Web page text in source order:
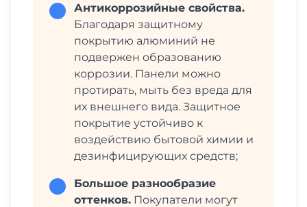
Антикоррозийные свойства.
Благодаря защитному
покрытию алюминий не
подвержен образованию
коррозии. Панели можно
протирать, мыть без вреда для
их внешнего вида. Защитное
покрытие устойчиво к
воздействию бытовой химии и
дезинфицирующих средств;
Большое разнообразие
оттенков. Покупатели могут